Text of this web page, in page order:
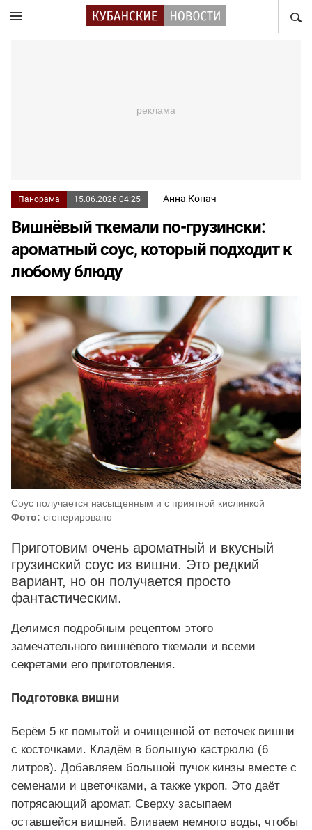
Панорама 15.06.2026 04:25 Анна Копач
Вишнёвый ткемали по-грузински:
ароматный соус, который подходит к
любому блюду
Соус получается насыщенным и с приятной кислинкой
Фото: сгенерировано
Приготовим очень ароматный и вкусный
грузинский соус из вишни. Это редкий
вариант, но он получается просто
фантастическим.
Делимся подробным рецептом этого
замечательного вишнёвого ткемали и всеми
секретами его приготовления.
Подготовка вишни
Берём 5 кг помытой и очищенной от веточек вишни
с косточками. Кладём в большую кастрюлю (6
литров). Добавляем большой пучок кинзы вместе с
семенами и цветочками, а также укроп. Это даёт
потрясающий аромат. Сверху засыпаем
оставшейся вишней. Вливаем немного воды, чтобы